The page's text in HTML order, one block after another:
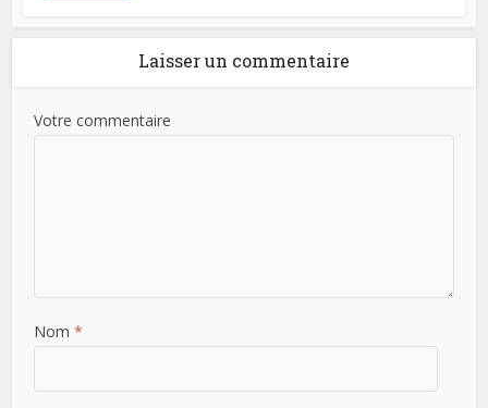
Laisser un commentaire
Votre commentaire
Nom*